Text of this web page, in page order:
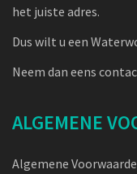
het juiste adres.
Dus wilt u een
Neem dan eens
ALGEMENE
Algemene